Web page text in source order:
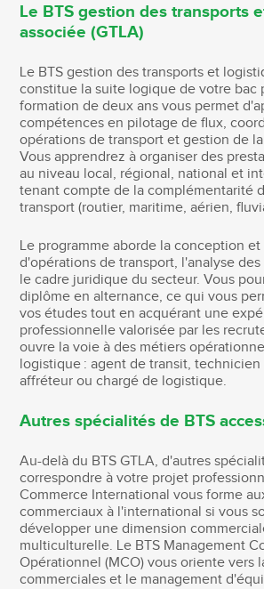
Le BTS gestion des transports
associée (GTLA)
Le BTS gestion des transports et
constitue la suite logique de votre bac
formation de deux ans vous permet
compétences en pilotage de flux,
opérations de transport et gestion de
Vous apprendrez à organiser des
au niveau local, régional, national et
tenant compte de la complémentarité
transport (routier, maritime, aérien,
Le programme aborde la conception
d'opérations de transport, l'analyse
le cadre juridique du secteur. Vous
diplôme en alternance, ce qui vous
vos études tout en acquérant une
professionnelle valorisée par les
ouvre la voie à des métiers
logistique : agent de transit,
affréteur ou chargé de logistique.
Autres spécialités de BTS
Au-delà du BTS GTLA, d'autres
correspondre à votre projet
Commerce International vous forme
commerciaux à l'international si vous
développer une dimension
multiculturelle. Le BTS Management
Opérationnel (MCO) vous oriente vers
commerciales et le management